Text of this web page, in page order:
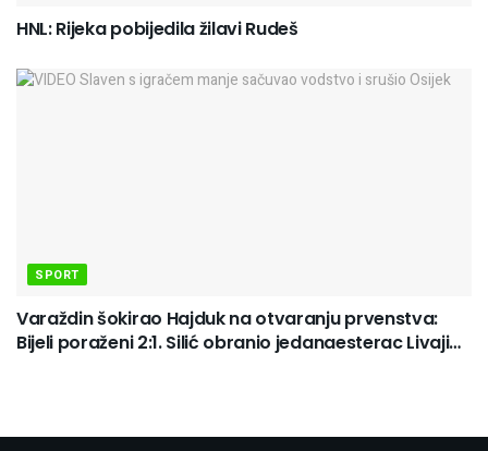
HNL: Rijeka pobijedila žilavi Rudeš
SPORT
Varaždin šokirao Hajduk na otvaranju prvenstva:
Bijeli poraženi 2:1. Silić obranio jedanaesterac Livaji…